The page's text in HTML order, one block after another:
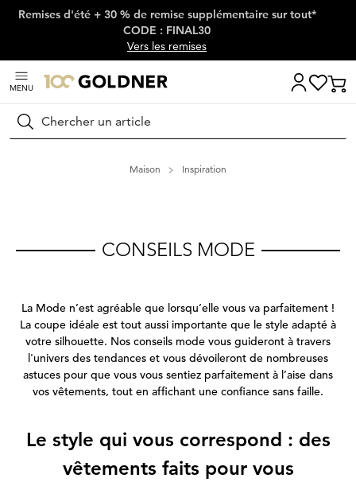
Passer la navigation, aller directement au contenu
Remises d'été + 30 % de remise supplémentaire sur tout*
CODE : FINAL30
Vers les remises
MENU
Rechercher
Maison Inspiration
CONSEILS MODE
La Mode n’est agréable que lorsqu’elle vous va parfaitement !
La coupe idéale est tout aussi importante que le style adapté à
votre silhouette. Nos conseils mode vous guideront à travers
l'univers des tendances et vous dévoileront de nombreuses
astuces pour que vous vous sentiez parfaitement à l’aise dans
vos vêtements, tout en affichant une confiance sans faille.
Le style qui vous correspond : des
vêtements faits pour vous